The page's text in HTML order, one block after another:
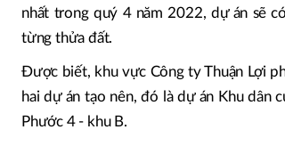
nhất trong quý 4 năm 2022, dự án sẽ
từng thửa đất.
Được biết, khu vực Công ty Thuận Lợi
hai dự án tạo nên, đó là dự án Khu dân
Phước 4 - khu B.